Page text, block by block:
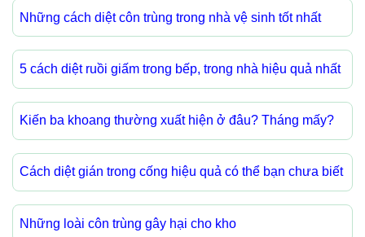
Những cách diệt côn trùng trong nhà vệ sinh tốt nhất
5 cách diệt ruồi giấm trong bếp, trong nhà hiệu quả nhất
Kiến ba khoang thường xuất hiện ở đâu? Tháng mấy?
Cách diệt gián trong cống hiệu quả có thể bạn chưa biết
Những loài côn trùng gây hại cho kho